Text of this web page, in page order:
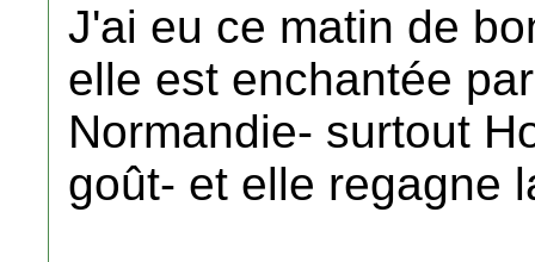
J'ai eu ce matin de
elle est enchantée
Normandie- surtout
goût- et elle regagne